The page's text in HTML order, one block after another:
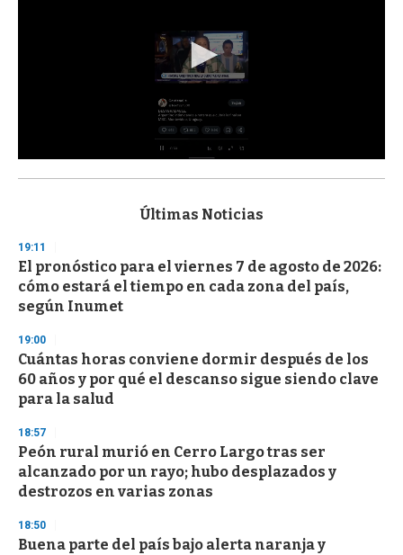
s
d
s
o
f
3
s
e
c
o
n
d
Últimas Noticias
19:11
El pronóstico para el viernes 7 de agosto de 2026:
cómo estará el tiempo en cada zona del país,
según Inumet
19:00
Cuántas horas conviene dormir después de los
60 años y por qué el descanso sigue siendo clave
para la salud
18:57
Peón rural murió en Cerro Largo tras ser
alcanzado por un rayo; hubo desplazados y
destrozos en varias zonas
18:50
Buena parte del país bajo alerta naranja y